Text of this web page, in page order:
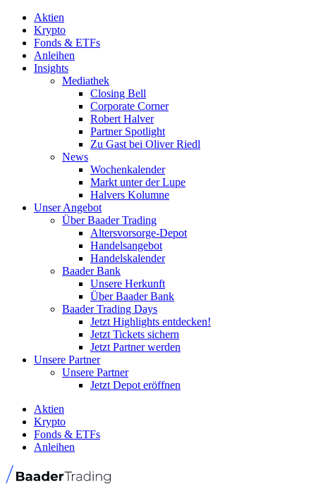
Aktien
Krypto
Fonds & ETFs
Anleihen
Insights
Mediathek
Closing Bell
Corporate Corner
Robert Halver
Partner Spotlight
Zu Gast bei Oliver Riedl
News
Wochenkalender
Markt unter der Lupe
Halvers Kolumne
Unser Angebot
Über Baader Trading
Altersvorsorge-Depot
Handelsangebot
Handelskalender
Baader Bank
Unsere Herkunft
Über Baader Bank
Baader Trading Days
Jetzt Highlights entdecken!
Jetzt Tickets sichern
Jetzt Partner werden
Unsere Partner
Unsere Partner
Jetzt Depot eröffnen
Aktien
Krypto
Fonds & ETFs
Anleihen